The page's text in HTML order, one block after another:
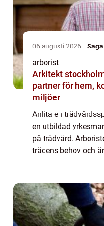
06 augusti 2026
arborist
Arkitekt stockholm så väljer du
partner för hem,
miljöer
Anlita en
en utbildad
på trädvård.
trädens behov och